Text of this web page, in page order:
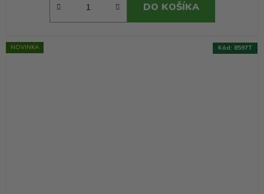
DO KOŠÍKA
NOVINKA Kód: 8597T